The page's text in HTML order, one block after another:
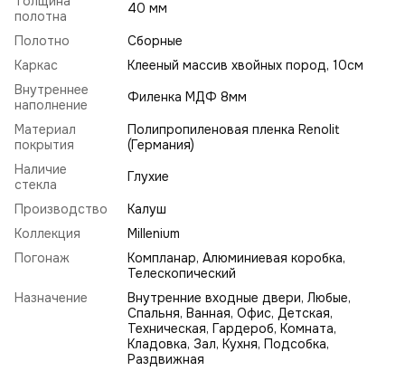
полотна
40 мм
Полотно
Сборные
Каркас
Клееный массив хвойных пород, 10см
Внутреннее
наполнение
Филенка МДФ 8мм
Материал
покрытия
Полипропиленовая пленка Renolit
(Германия)
Наличие
стекла
Глухие
Производство
Калуш
Коллекция
Millenium
Погонаж
Компланар, Алюминиевая коробка,
Телескопический
Назначение
Внутренние входные двери, Любые,
Спальня, Ванная, Офис, Детская,
Техническая, Гардероб, Комната,
Кладовка, Зал, Кухня, Подсобка,
Раздвижная